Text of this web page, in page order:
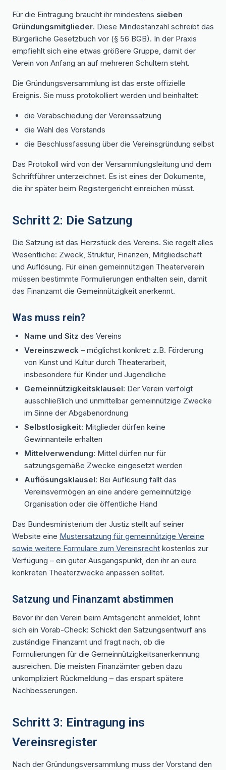
Für die Eintragung braucht ihr mindestens sieben
Gründungsmitglieder. Diese Mindestanzahl schreibt das
Bürgerliche Gesetzbuch vor (§ 56 BGB). In der Praxis
empfiehlt sich eine etwas größere Gruppe, damit der
Verein von Anfang an auf mehreren Schultern steht.
Die Gründungsversammlung ist das erste offizielle
Ereignis. Sie muss protokolliert werden und beinhaltet:
die Verabschiedung der Vereinssatzung
die Wahl des Vorstands
die Beschlussfassung über die Vereinsgründung selbst
Das Protokoll wird von der Versammlungsleitung und dem
Schriftführer unterzeichnet. Es ist eines der Dokumente,
die ihr später beim Registergericht einreichen müsst.
Schritt 2: Die Satzung
Die Satzung ist das Herzstück des Vereins. Sie regelt alles
Wesentliche: Zweck, Struktur, Finanzen, Mitgliedschaft
und Auflösung. Für einen gemeinnützigen Theaterverein
müssen bestimmte Formulierungen enthalten sein, damit
das Finanzamt die Gemeinnützigkeit anerkennt.
Was muss rein?
Name und Sitz des Vereins
Vereinszweck – möglichst konkret: z.B. Förderung
von Kunst und Kultur durch Theaterarbeit,
insbesondere für Kinder und Jugendliche
Gemeinnützigkeitsklausel: Der Verein verfolgt
ausschließlich und unmittelbar gemeinnützige Zwecke
im Sinne der Abgabenordnung
Selbstlosigkeit: Mitglieder dürfen keine
Gewinnanteile erhalten
Mittelverwendung: Mittel dürfen nur für
satzungsgemäße Zwecke eingesetzt werden
Auflösungsklausel: Bei Auflösung fällt das
Vereinsvermögen an eine andere gemeinnützige
Organisation oder die öffentliche Hand
Das Bundesministerium der Justiz stellt auf seiner
Website eine Mustersatzung für gemeinnützige Vereine
sowie weitere Formulare zum Vereinsrecht kostenlos zur
Verfügung – ein guter Ausgangspunkt, den ihr an eure
konkreten Theaterzwecke anpassen solltet.
Satzung und Finanzamt abstimmen
Bevor ihr den Verein beim Amtsgericht anmeldet, lohnt
sich ein Vorab-Check: Schickt den Satzungsentwurf ans
zuständige Finanzamt und fragt nach, ob die
Formulierungen für die Gemeinnützigkeitsanerkennung
ausreichen. Die meisten Finanzämter geben dazu
unkompliziert Rückmeldung – das erspart spätere
Nachbesserungen.
Schritt 3: Eintragung ins
Vereinsregister
Nach der Gründungsversammlung muss der Vorstand den